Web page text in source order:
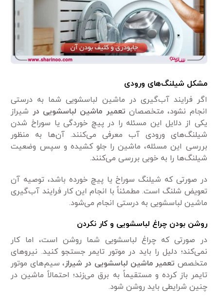
مشکل شیلنگ‌های ورودی
اگر فرایند آب‌گیری در ماشین لباسشویی شما به درستی
انجام نشود، متخصصان تعمیر ماشین لباسشویی در شیراز
یکی از دلایل این مسئله را در پیچ خوردگی یا سوراخ شدن
شیلنگ‌های ورودی آب معرفی می‌کنند. آن‌ها به منظور
بررسی این مسئله، ماشین را جلو کشیده و سپس وضعیت
شیلنگ‌ها را به خوبی بررسی می‌کنند.
در صورتی که شیلنگ سوراخ یا پیچ خورده باشد، توصیه آن
تعویض شلنگ است. مطمئناً با انجام این کار فرایند آب‌گیری
ماشین لباسشویی به درستی انجام می‌شود.
روشن بودن چراغ لباسشویی و کار نکردن
در صورتی که چراغ لباسشویی شما روشن است، اما کار
نمی‌کند؛ دلیل را باید در موتور تایمر جستجو کنید. نیرو‌های
متخصص تعمیر ماشین لباسشویی در شیراز، سیم‌های موتور
تایمر باز کرده و مستقیماً به برق می‌زند؛ احتمالاً ماشین در
چنین شرایطی باید روشن شود.